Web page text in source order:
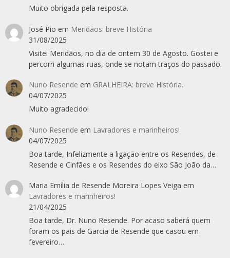
Muito obrigada pela resposta.
José Pio em Meridãos: breve História
31/08/2025
Visitei Meridãos, no dia de ontem 30 de Agosto. Gostei e
percorri algumas ruas, onde se notam traços do passado.
Nuno Resende em GRALHEIRA: breve História.
04/07/2025
Muito agradecido!
Nuno Resende em Lavradores e marinheiros!
04/07/2025
Boa tarde, Infelizmente a ligação entre os Resendes, de
Resende e Cinfães e os Resendes do eixo São João da…
Maria Emília de Resende Moreira Lopes Veiga em
Lavradores e marinheiros!
21/04/2025
Boa tarde, Dr. Nuno Resende. Por acaso saberá quem
foram os pais de Garcia de Resende que casou em
fevereiro…